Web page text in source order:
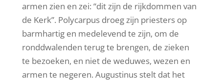
armen zien en zei: “dit zijn de rijkdommen van
de Kerk”. Polycarpus droeg zijn priesters op
barmhartig en medelevend te zijn, om de
ronddwalenden terug te brengen, de zieken
te bezoeken, en niet de weduwes, wezen en
armen te negeren. Augustinus stelt dat het